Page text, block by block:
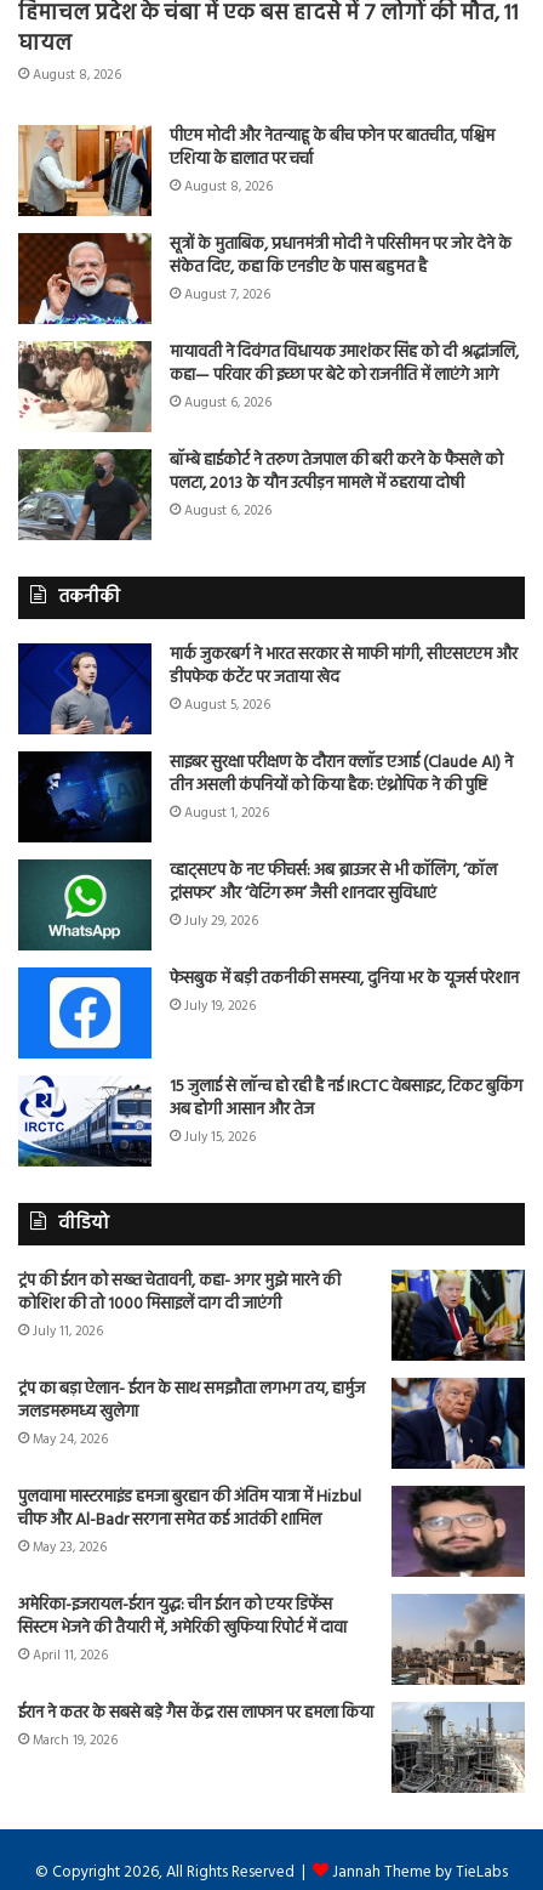
हिमाचल प्रदेश के चंबा में एक बस हादसे में 7 लोगों की मौत, 11
घायल
August 8, 2026
पीएम मोदी और नेतन्याहू के बीच फोन पर बातचीत, पश्चिम
एशिया के हालात पर चर्चा
August 8, 2026
सूत्रों के मुताबिक, प्रधानमंत्री मोदी ने परिसीमन पर जोर देने के
संकेत दिए, कहा कि एनडीए के पास बहुमत है
August 7, 2026
मायावती ने दिवंगत विधायक उमाशंकर सिंह को दी श्रद्धांजलि,
कहा— परिवार की इच्छा पर बेटे को राजनीति में लाएंगे आगे
August 6, 2026
बॉम्बे हाईकोर्ट ने तरुण तेजपाल की बरी करने के फैसले को
पलटा, 2013 के यौन उत्पीड़न मामले में ठहराया दोषी
August 6, 2026
तकनीकी
मार्क जुकरबर्ग ने भारत सरकार से माफी मांगी, सीएसएएम और
डीपफेक कंटेंट पर जताया खेद
August 5, 2026
साइबर सुरक्षा परीक्षण के दौरान क्लॉड एआई (Claude AI) ने
तीन असली कंपनियों को किया हैक: एंथ्रोपिक ने की पुष्टि
August 1, 2026
व्हाट्सएप के नए फीचर्स: अब ब्राउजर से भी कॉलिंग, ‘कॉल
ट्रांसफर’ और ‘वेटिंग रूम’ जैसी शानदार सुविधाएं
July 29, 2026
फेसबुक में बड़ी तकनीकी समस्या, दुनिया भर के यूजर्स परेशान
July 19, 2026
15 जुलाई से लॉन्च हो रही है नई IRCTC वेबसाइट, टिकट बुकिंग
अब होगी आसान और तेज
July 15, 2026
वीडियो
ट्रंप की ईरान को सख्त चेतावनी, कहा- अगर मुझे मारने की
कोशिश की तो 1000 मिसाइलें दाग दी जाएंगी
July 11, 2026
ट्रंप का बड़ा ऐलान- ईरान के साथ समझौता लगभग तय, हार्मुज
जलडमरूमध्य खुलेगा
May 24, 2026
पुलवामा मास्टरमाइंड हमजा बुरहान की अंतिम यात्रा में Hizbul
चीफ और Al-Badr सरगना समेत कई आतंकी शामिल
May 23, 2026
अमेरिका-इजरायल-ईरान युद्ध: चीन ईरान को एयर डिफेंस
सिस्टम भेजने की तैयारी में, अमेरिकी खुफिया रिपोर्ट में दावा
April 11, 2026
ईरान ने कतर के सबसे बड़े गैस केंद्र रास लाफान पर हमला किया
March 19, 2026
© Copyright 2026, All Rights Reserved | Jannah Theme by TieLabs